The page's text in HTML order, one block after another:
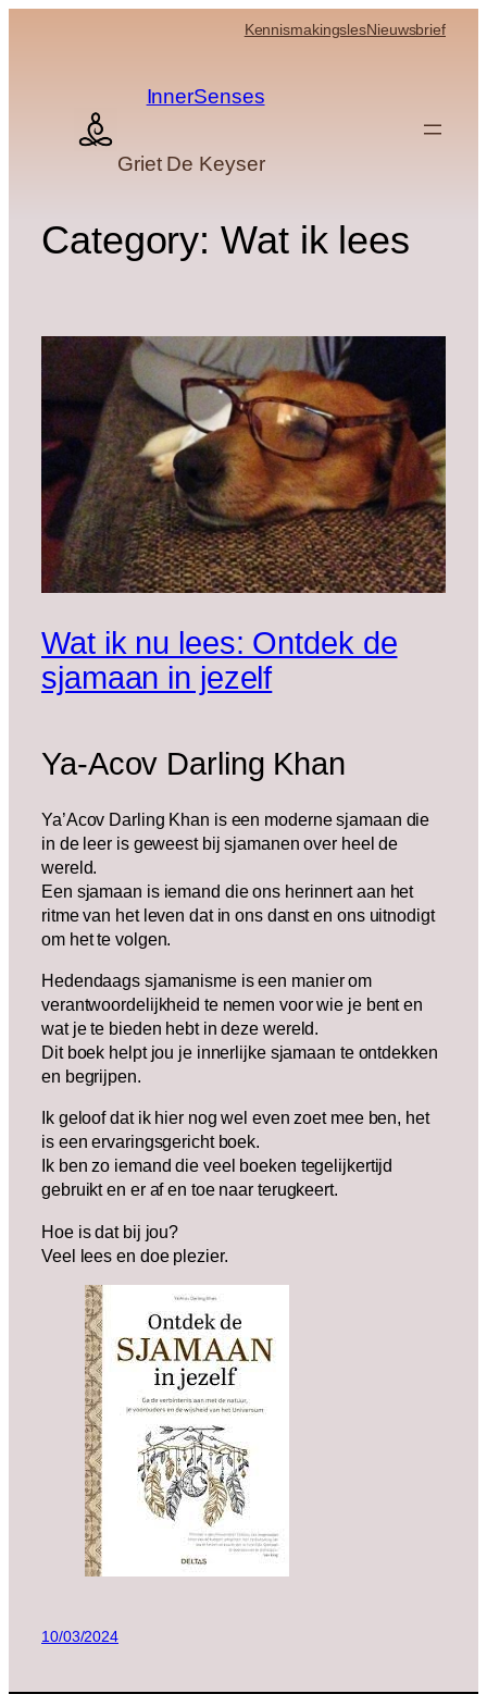
KennismakingslesNieuwsbrief
InnerSenses
Griet De Keyser
Category: Wat ik lees
Wat ik nu lees: Ontdek de
sjamaan in jezelf
Ya-Acov Darling Khan
Ya’Acov Darling Khan is een moderne sjamaan die
in de leer is geweest bij sjamanen over heel de
wereld.
Een sjamaan is iemand die ons herinnert aan het
ritme van het leven dat in ons danst en ons uitnodigt
om het te volgen.
Hedendaags sjamanisme is een manier om
verantwoordelijkheid te nemen voor wie je bent en
wat je te bieden hebt in deze wereld.
Dit boek helpt jou je innerlijke sjamaan te ontdekken
en begrijpen.
Ik geloof dat ik hier nog wel even zoet mee ben, het
is een ervaringsgericht boek.
Ik ben zo iemand die veel boeken tegelijkertijd
gebruikt en er af en toe naar terugkeert.
Hoe is dat bij jou?
Veel lees en doe plezier.
10/03/2024